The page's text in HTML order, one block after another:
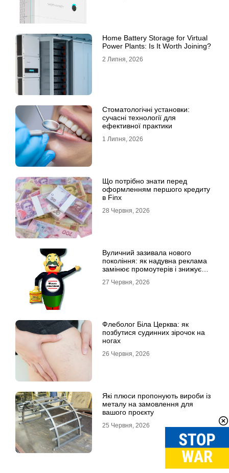
Home Battery Storage for Virtual
Power Plants: Is It Worth Joining?
2 Липня, 2026
Стоматологічні установки:
сучасні технології для
ефективної практики
1 Липня, 2026
Що потрібно знати перед
оформленням першого кредиту
в Finx
28 Червня, 2026
Вуличний зазивала нового
покоління: як надувна реклама
замінює промоутерів і знижує
27 Червня, 2026
Флеболог Біла Церква: як
позбутися судинних зірочок на
ногах
26 Червня, 2026
Які плюси пропонують вироби із
металу на замовлення для
вашого проєкту
25 Червня, 2026